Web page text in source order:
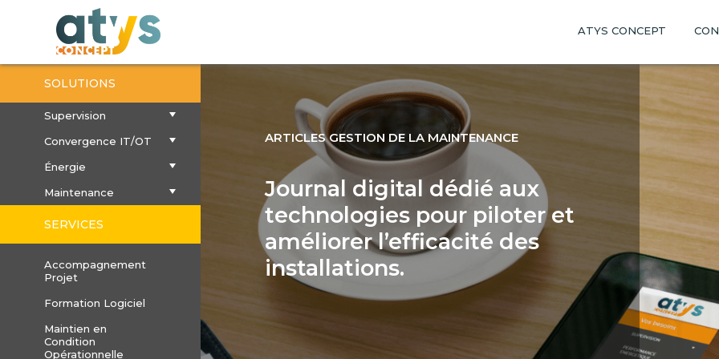
ATYS CONCEPT
SOLUTIONS
Supervision
Convergence IT/OT
Énergie
Maintenance
SERVICES
Accompagnement
Projet
Formation Logiciel
Maintien en
Condition
Opérationnelle
ARTICLES GESTION DE LA MAINTENANCE
Journal digital dédié aux
technologies pour piloter et
améliorer l’efficacité des
installations.